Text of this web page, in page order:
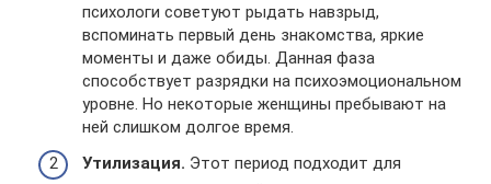
психологи советуют рыдать навзрыд,
вспоминать первый день знакомства, яркие
моменты и даже обиды. Данная фаза
способствует разрядки на психоэмоциональном
уровне. Но некоторые женщины пребывают на
ней слишком долгое время.
Утилизация. Этот период подходит для